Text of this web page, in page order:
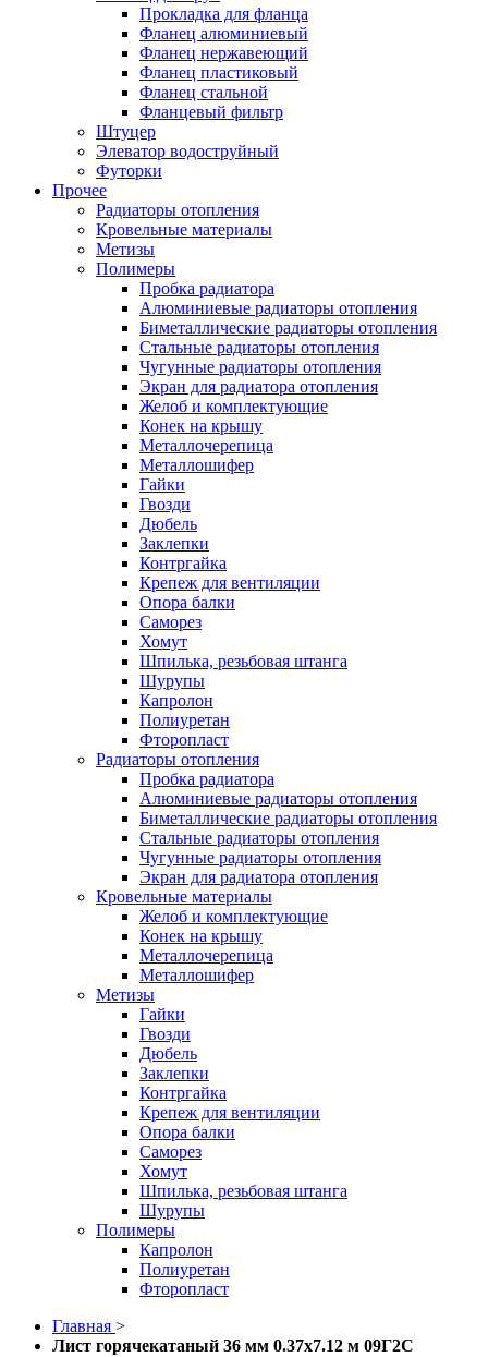
Прокладка для фланца
Фланец алюминиевый
Фланец нержавеющий
Фланец пластиковый
Фланец стальной
Фланцевый фильтр
Штуцер
Элеватор водоструйный
Футорки
Прочее
Радиаторы отопления
Кровельные материалы
Метизы
Полимеры
Пробка радиатора
Алюминиевые радиаторы отопления
Биметаллические радиаторы отопления
Стальные радиаторы отопления
Чугунные радиаторы отопления
Экран для радиатора отопления
Желоб и комплектующие
Конек на крышу
Металлочерепица
Металлошифер
Гайки
Гвозди
Дюбель
Заклепки
Контргайка
Крепеж для вентиляции
Опора балки
Саморез
Хомут
Шпилька, резьбовая штанга
Шурупы
Капролон
Полиуретан
Фторопласт
Радиаторы отопления
Пробка радиатора
Алюминиевые радиаторы отопления
Биметаллические радиаторы отопления
Стальные радиаторы отопления
Чугунные радиаторы отопления
Экран для радиатора отопления
Кровельные материалы
Желоб и комплектующие
Конек на крышу
Металлочерепица
Металлошифер
Метизы
Гайки
Гвозди
Дюбель
Заклепки
Контргайка
Крепеж для вентиляции
Опора балки
Саморез
Хомут
Шпилька, резьбовая штанга
Шурупы
Полимеры
Капролон
Полиуретан
Фторопласт
Главная >
Лист горячекатаный 36 мм 0.37х7.12 м 09Г2С